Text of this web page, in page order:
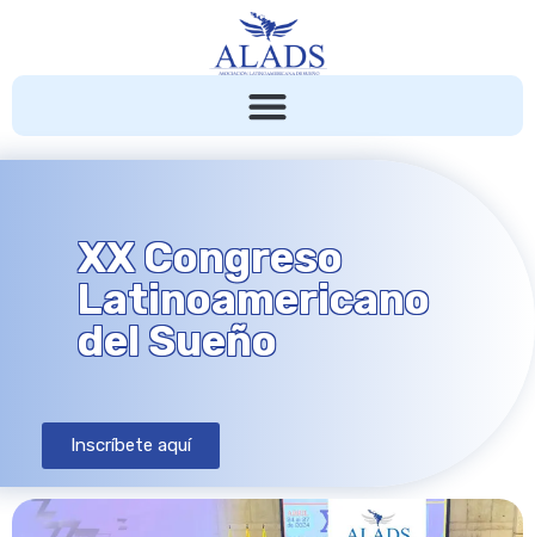
XX Congreso
Latinoamericano
del Sueño
Inscríbete aquí